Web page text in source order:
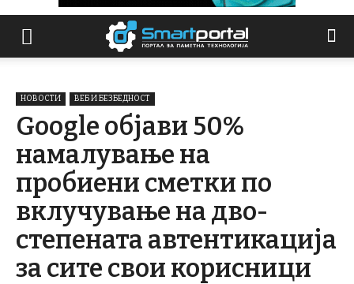
НОВОСТИ ВЕБ И БЕЗБЕДНОСТ
Google објави 50%
намалување на
пробиени сметки по
вклучување на дво-
степената автентикација
за сите свои корисници